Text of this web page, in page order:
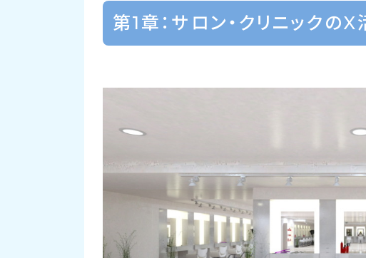
第1章：サロン・クリニックの